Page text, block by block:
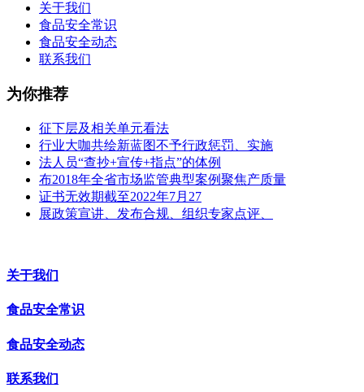
关于我们
食品安全常识
食品安全动态
联系我们
为你推荐
征下层及相关单元看法
行业大咖共绘新蓝图不予行政惩罚、实施
法人员“查抄+宣传+指点”的体例
布2018年全省市场监管典型案例聚焦产质量
证书无效期截至2022年7月27
展政策宣讲、发布合规、组织专家点评、
关于我们
食品安全常识
食品安全动态
联系我们